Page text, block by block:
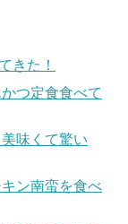
きた！
つ定食食べて
味くて驚い
ン南蛮を食べ